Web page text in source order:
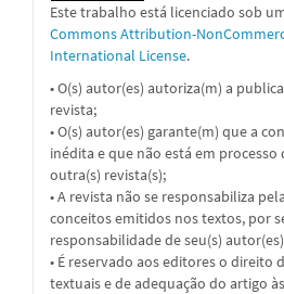
Este trabalho está licenciado sob
Commons Attribution-
International License.
• O(s) autor(es) autoriza(m) a
revista;
• O(s) autor(es) garante(m) que a
inédita e que não está em processo
outra(s) revista(s);
• A revista não se responsabiliza
conceitos emitidos nos textos, por
responsabilidade de seu(s)
• É reservado aos editores o direito
textuais e de adequação do artigo